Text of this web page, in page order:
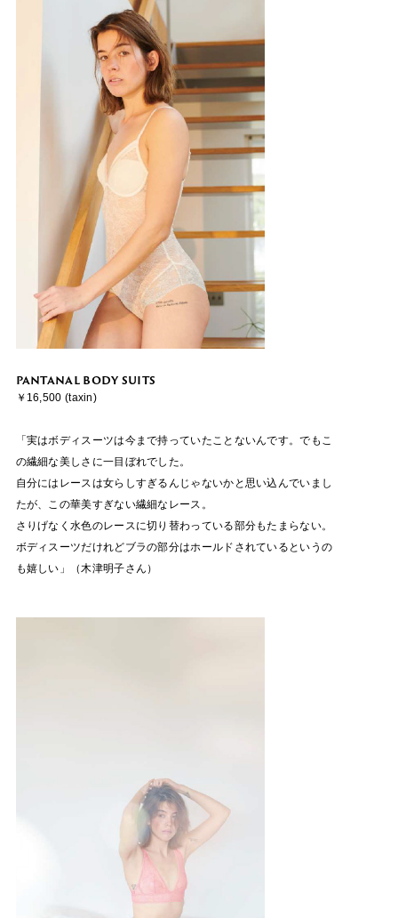
PANTANAL BODY SUITS
￥16,500 (taxin)
「実はボディスーツは今まで持っていたことないんです。でもこ
の繊細な美しさに一目ぼれでした。
自分にはレースは女らしすぎるんじゃないかと思い込んでいまし
たが、この華美すぎない繊細なレース。
さりげなく水色のレースに切り替わっている部分もたまらない。
ボディスーツだけれどブラの部分はホールドされているというの
も嬉しい」（木津明子さん）